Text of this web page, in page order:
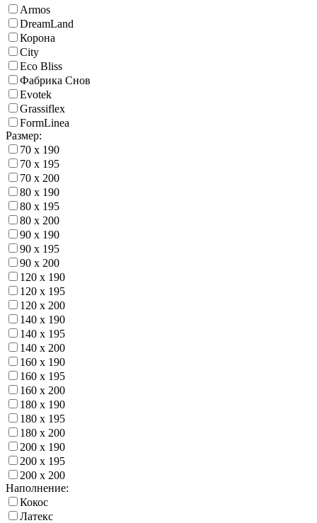
Armos
DreamLand
Корона
City
Eco Bliss
Фабрика Снов
Еvotek
Grassiflex
FormLinea
Размер:
70 х 190
70 х 195
70 х 200
80 х 190
80 х 195
80 х 200
90 х 190
90 х 195
90 х 200
120 х 190
120 х 195
120 х 200
140 х 190
140 х 195
140 х 200
160 х 190
160 х 195
160 х 200
180 х 190
180 х 195
180 х 200
200 х 190
200 х 195
200 х 200
Наполнение:
Кокос
Латекс